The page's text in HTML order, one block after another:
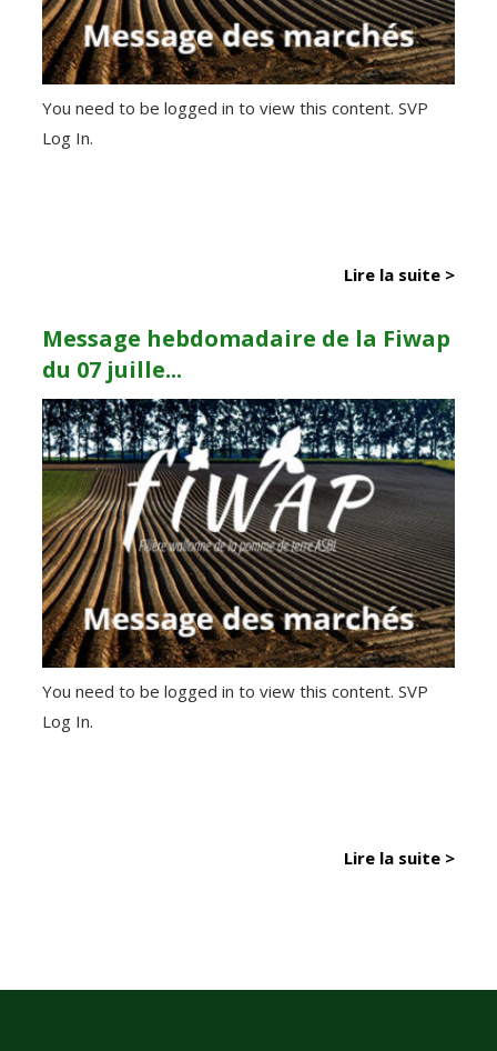
You need to be logged in to view this content. SVP
Log In.
Lire la suite >
Message hebdomadaire de la Fiwap
du 07 juille...
You need to be logged in to view this content. SVP
Log In.
Lire la suite >